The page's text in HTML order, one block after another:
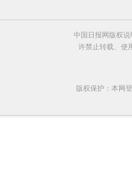
中国日报网版权
许禁止转载、使
版权保护：本网